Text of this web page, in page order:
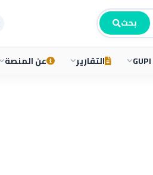
بحث
التقارير عن المنصة